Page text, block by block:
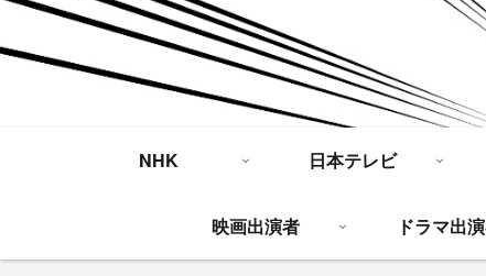
NHK 日本テレビ
映画出演者 ドラマ出